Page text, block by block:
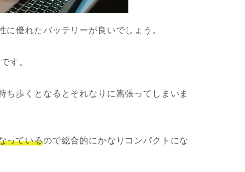
優れたバッテリーが良いでしょう。
す。
歩くとなるとそれなりに嵩張ってしまいま
っているので総合的にかなりコンパクトにな